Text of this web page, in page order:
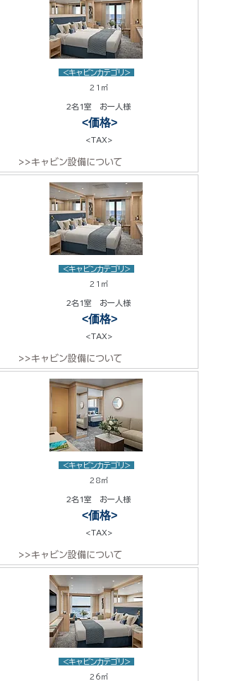
<キャビンカテゴリ>
21㎡
2名1室 お一人様
<価格>
<TAX>
>>キャビン設備について
<キャビンカテゴリ>
21㎡
2名1室 お一人様
<価格>
<TAX>
>>キャビン設備について
<キャビンカテゴリ>
28㎡
2名1室 お一人様
<価格>
<TAX>
>>キャビン設備について
<キャビンカテゴリ>
26㎡